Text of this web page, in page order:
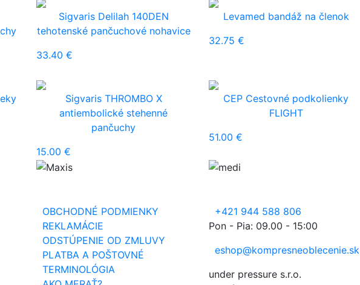
Sigvaris Delilah 140DEN
tehotenské pančuchové nohavice
33.40 €
Levamed bandáž na členok
32.75 €
Sigvaris THROMBO X
antiembolické stehenné
pančuchy
15.00 €
CEP Cestovné podkolienky
FLIGHT
51.00 €
OBCHODNÉ PODMIENKY
REKLAMÁCIE
ODSTÚPENIE OD ZMLUVY
PLATBA A POŠTOVNÉ
TERMINOLÓGIA
+421 944 588 806
Pon - Pia: 09.00 - 15:00
eshop@kompresneoblecenie.sk
under pressure s.r.o.